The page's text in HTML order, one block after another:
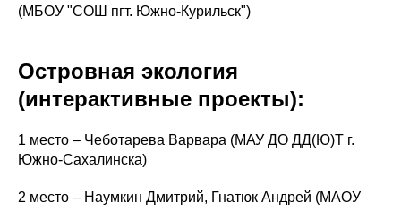
(МБОУ "СОШ пгт. Южно-Курильск")
Островная экология
(интерактивные проекты):
1 место – Чеботарева Варвара (МАУ ДО ДД(Ю)Т г.
Южно-Сахалинска)
2 место – Наумкин Дмитрий, Гнатюк Андрей (МАОУ